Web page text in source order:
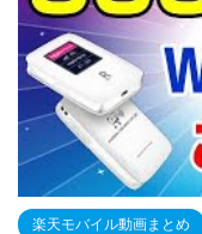
楽天モバイル動画まとめ